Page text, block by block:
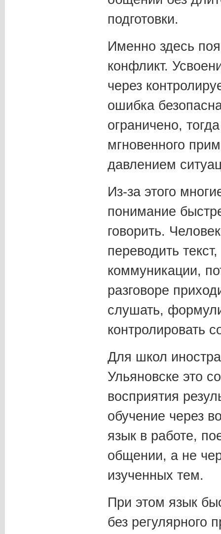
подготовки.
Именно здесь
конфликт.
через
ошибка
ограничено,
мгновенного
давлением
Из-за этого
понимание
говорить.
переводить
коммуникации,
разговоре
слушать,
контролировать
Для школ
Ульяновске это
восприятия
обучение через
язык в работе,
общении, а не
изученных тем.
При этом язык
без регулярного